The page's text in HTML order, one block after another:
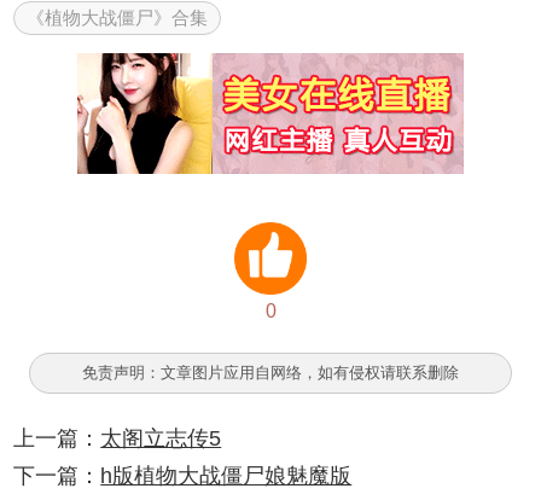
《植物大战僵尸》合集
0
免责声明：文章图片应用自网络，如有侵权请联系删除
上一篇： 太阁立志传5
下一篇： h版植物大战僵尸娘魅魔版